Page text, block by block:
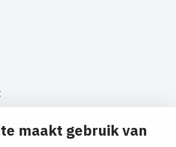
maakt gebruik van